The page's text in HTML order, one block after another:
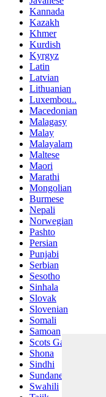
Kannada
Kazakh
Khmer
Kurdish
Kyrgyz
Latin
Latvian
Lithuanian
Luxembou..
Macedonian
Malagasy
Malay
Malayalam
Maltese
Maori
Marathi
Mongolian
Burmese
Nepali
Norwegian
Pashto
Persian
Punjabi
Serbian
Sesotho
Sinhala
Slovak
Slovenian
Somali
Samoan
Scots Gaelic
Shona
Sindhi
Sundanese
Swahili